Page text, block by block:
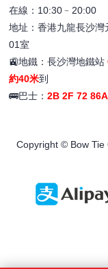
在線：10:30﹣20:00
地址：香港九龍長沙
01室
🚉地鐵：長沙灣地鐵站
約40米到
🚌巴士：2B 2F 72 86A
Copyright © Bow